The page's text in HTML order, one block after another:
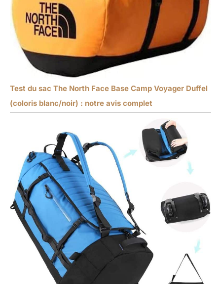
Test du sac The North Face Base Camp Voyager Duffel
(coloris blanc/noir) : notre avis complet